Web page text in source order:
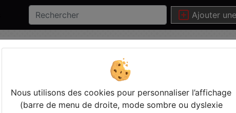
Ajouter
Statistiques de vues
Nous utilisons des cookies pour personnaliser l’affichage
(barre de menu de droite, mode sombre ou dyslexie